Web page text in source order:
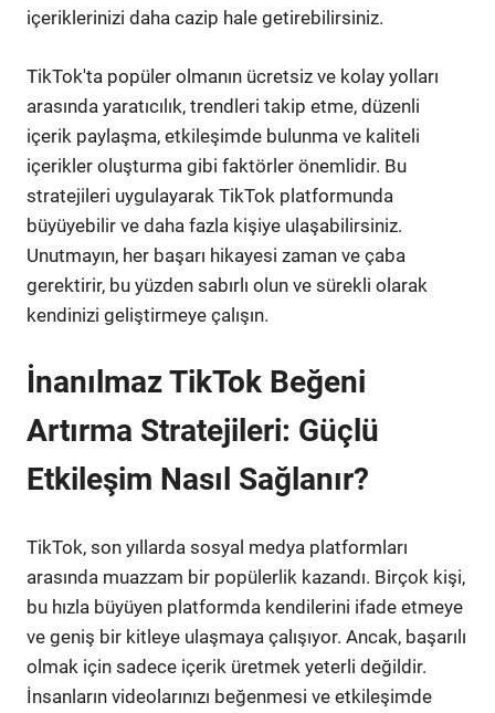
içeriklerinizi daha cazip hale getirebilirsiniz.
TikTok'ta popüler olmanın ücretsiz ve kolay yolları
arasında yaratıcılık, trendleri takip etme, düzenli
içerik paylaşma, etkileşimde bulunma ve kaliteli
içerikler oluşturma gibi faktörler önemlidir. Bu
stratejileri uygulayarak TikTok platformunda
büyüyebilir ve daha fazla kişiye ulaşabilirsiniz.
Unutmayın, her başarı hikayesi zaman ve çaba
gerektirir, bu yüzden sabırlı olun ve sürekli olarak
kendinizi geliştirmeye çalışın.
İnanılmaz TikTok Beğeni
Artırma Stratejileri: Güçlü
Etkileşim Nasıl Sağlanır?
TikTok, son yıllarda sosyal medya platformları
arasında muazzam bir popülerlik kazandı. Birçok kişi,
bu hızla büyüyen platformda kendilerini ifade etmeye
ve geniş bir kitleye ulaşmaya çalışıyor. Ancak, başarılı
olmak için sadece içerik üretmek yeterli değildir.
İnsanların videolarınızı beğenmesi ve etkileşimde